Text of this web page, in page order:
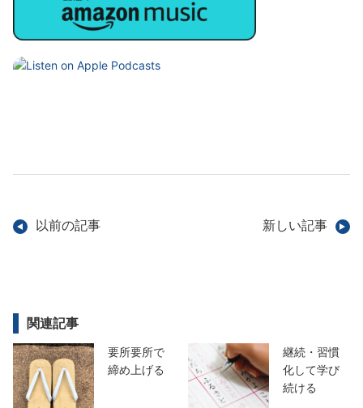
以前の記事 新しい記事
関連記事
要所要所で
締め上げる
継続・習慣
化して学び
続ける